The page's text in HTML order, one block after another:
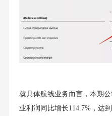
就具体航线业务而言，本期
业利润同比增长114.7%，达